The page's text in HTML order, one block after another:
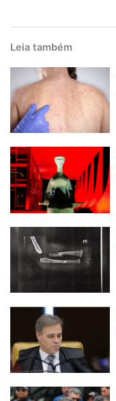
Leia também